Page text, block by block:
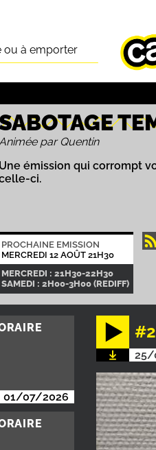
ou à emporter
par Quentin
Une émission qui corrompt
ci.
PROCHAINE EMISSION
MERCREDI 12 AOÛT 21H30
MERCREDI : 21H30-22H30
SAMEDI : 2H00-3H00 (REDIFF)
01/07/2026
25/